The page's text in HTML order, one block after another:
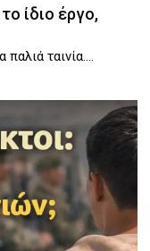
ίδιο έργο,
ταινία....